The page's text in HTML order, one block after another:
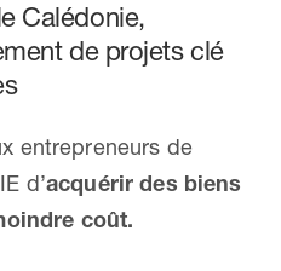
Calédonie,
de projets clé
entrepreneurs de
d’acquérir des biens
coût.